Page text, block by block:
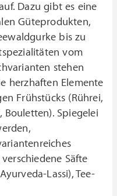
Dazu gibt es eine
Güteprodukten,
bis zu
vom
stehen
herzhaften Elemente
Frühstücks (Rührei,
Bouletten). Spiegelei
Säfte
Lassi), Tee-